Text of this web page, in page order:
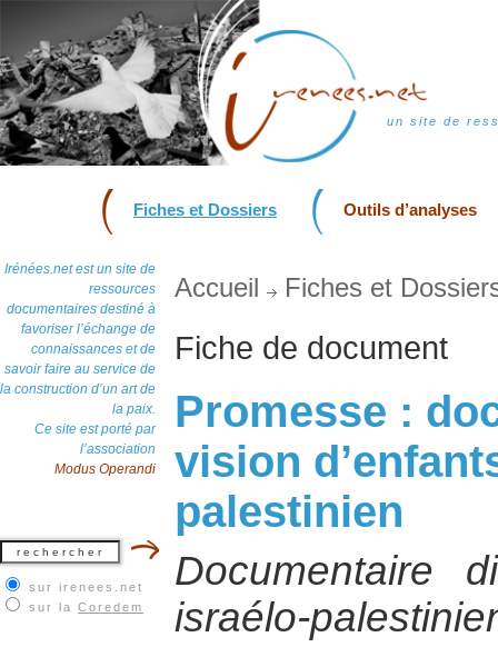
un site de
Fiches et Dossiers Outils d’analyses
Irénées.net est un site de
ressources
documentaires destiné à
favoriser l’échange de
connaissances et de
savoir faire au service de
la construction d’un art de
la paix.
Ce site est porté par
l’association
Modus Operandi
sur irenees.net
sur la Coredem
Accueil Fiches et
Fiche de document
Promesse :
vision
palestinien
Documentaire
israélo-